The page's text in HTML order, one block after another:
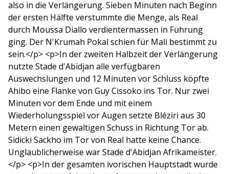
also in die Verlängerung. Sieben Minuten nach Beginn
der ersten Hälfte verstummte die Menge, als Real
durch Moussa Diallo verdientermassen in Führung
ging. Der N'Krumah Pokal schien für Mali bestimmt zu
sein.</p> <p>In der zweiten Halbzeit der Verlängerung
nutzte Stade d'Abidjan alle verfügbaren
Auswechslungen und 12 Minuten vor Schluss köpfte
Ahibo eine Flanke von Guy Cissoko ins Tor. Nur zwei
Minuten vor dem Ende und mit einem
Wiederholungsspiel vor Augen setzte Bléziri aus 30
Metern einen gewaltigen Schuss in Richtung Tor ab.
Sidicki Sackho im Tor von Real hatte keine Chance.
Unglaublicherweise war Stade d'Abidjan Afrikameister.
</p> <p>In der gesamten ivorischen Hauptstadt wurde